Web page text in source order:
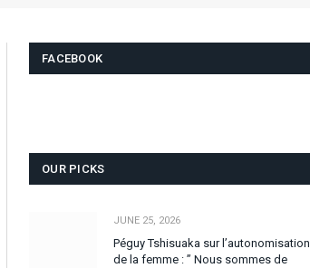
FACEBOOK
OUR PICKS
JUNE 25, 2026
Péguy Tshisuaka sur l’autonomisation
de la femme : ” Nous sommes de